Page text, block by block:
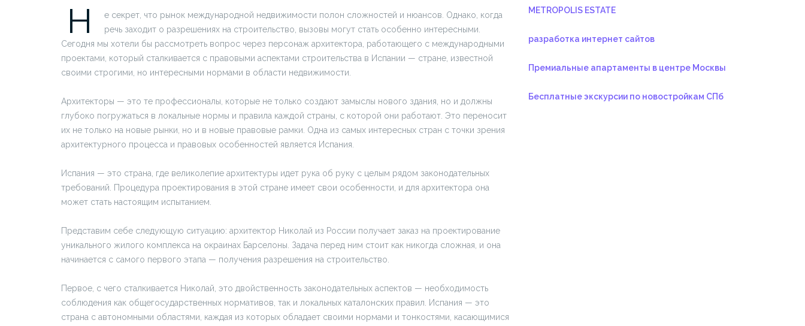
Н
е секрет, что рынок международной недвижимости полон сложностей и нюансов. Однако, когда
речь заходит о разрешениях на строительство, вызовы могут стать особенно интересными.
Сегодня мы хотели бы рассмотреть вопрос через персонаж архитектора, работающего с международными
проектами, который сталкивается с правовыми аспектами строительства в Испании — стране, известной
своими строгими, но интересными нормами в области недвижимости.
Архитекторы — это те профессионалы, которые не только создают замыслы нового здания, но и должны
глубоко погружаться в локальные нормы и правила каждой страны, с которой они работают. Это переносит
их не только на новые рынки, но и в новые правовые рамки. Одна из самых интересных стран с точки зрения
архитектурного процесса и правовых особенностей является Испания.
Испания — это страна, где великолепие архитектуры идет рука об руку с целым рядом законодательных
требований. Процедура проектирования в этой стране имеет свои особенности, и для архитектора она
может стать настоящим испытанием.
Представим себе следующую ситуацию: архитектор Николай из России получает заказ на проектирование
уникального жилого комплекса на окраинах Барселоны. Задача перед ним стоит как никогда сложная, и она
начинается с самого первого этапа — получения разрешения на строительство.
Первое, с чего сталкивается Николай, это двойственность законодательных аспектов — необходимость
соблюдения как общегосударственных нормативов, так и локальных каталонских правил. Испания — это
страна с автономными областями, каждая из которых обладает своими нормами и тонкостями, касающимися
METROPOLIS ESTATE
разработка интернет сайтов
Премиальные апартаменты в центре Москвы
Бесплатные экскурсии по новостройкам СПб